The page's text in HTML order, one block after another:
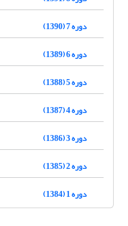
دوره 7 (1390)
دوره 6 (1389)
دوره 5 (1388)
دوره 4 (1387)
دوره 3 (1386)
دوره 2 (1385)
دوره 1 (1384)